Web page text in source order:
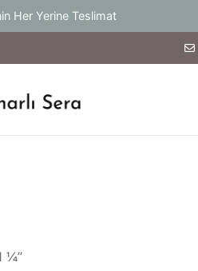
Her Yerine Teslimat
¼”